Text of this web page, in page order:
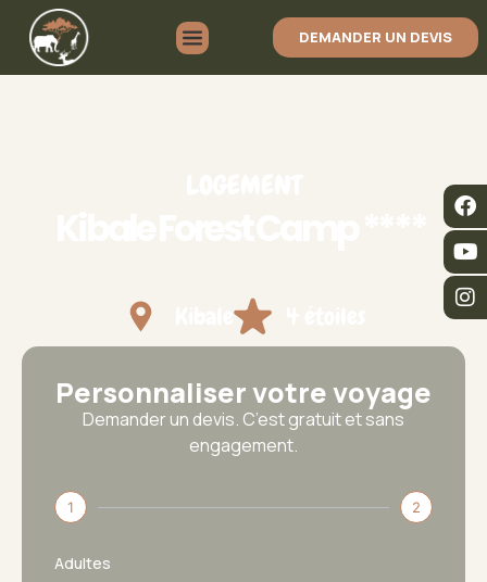
DEMANDER UN DEVIS
Personnaliser votre voyage
Demander un devis. C’est gratuit et sans
engagement.
1 2
Adultes